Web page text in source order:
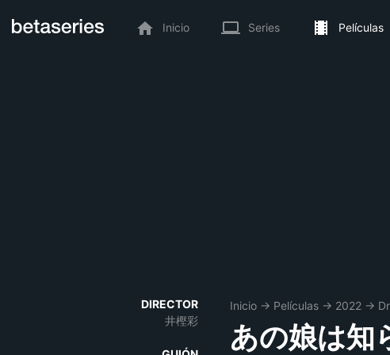
Inicio Series Películas
DIRECTOR
井樫彩
Inicio → Películas → 2022 →
あの娘は知